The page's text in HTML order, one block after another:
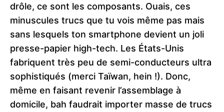
drôle, ce sont les composants. Ouais, ces
minuscules trucs que tu vois même pas mais
sans lesquels ton smartphone devient un joli
presse-papier high-tech. Les États-Unis
fabriquent très peu de semi-conducteurs ultra
sophistiqués (merci Taïwan, hein !). Donc,
même en faisant revenir l’assemblage à
domicile, bah faudrait importer masse de trucs